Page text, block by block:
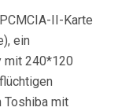
II-Karte
ein
mit 240*120
Toshiba mit